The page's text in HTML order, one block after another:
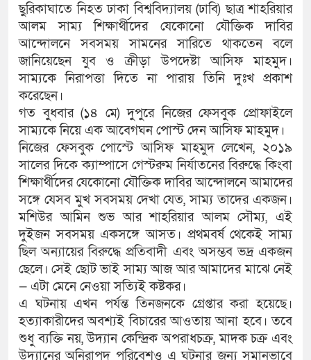
ছুরিকাঘাতে নিহত ঢাকা বিশ্ববিদ্যালয় (ঢাবি) ছাত্র শাহরিয়ার
আলম সাম্য শিক্ষার্থীদের যেকোনো যৌক্তিক দাবির
আন্দোলনে সবসময় সামনের সারিতে থাকতেন বলে
জানিয়েছেন যুব ও ক্রীড়া উপদেষ্টা আসিফ মাহমুদ।
সাম্যকে নিরাপত্তা দিতে না পারায় তিনি দুঃখ প্রকাশ
করেছেন।
গত বুধবার (১৪ মে) দুপুরে নিজের ফেসবুক প্রোফাইলে
সাম্যকে নিয়ে এক আবেগঘন পোস্ট দেন আসিফ মাহমুদ।
নিজের ফেসবুক পোস্টে আসিফ মাহমুদ লেখেন, ২০১৯
সালের দিকে ক্যাম্পাসে গেস্টরুম নির্যাতনের বিরুদ্ধে কিংবা
শিক্ষার্থীদের যেকোনো যৌক্তিক দাবির আন্দোলনে আমাদের
সঙ্গে যেসব মুখ সবসময় দেখা যেত, সাম্য তাদের একজন।
মশিউর আমিন শুভ আর শাহরিয়ার আলম সৌম্য, এই
দুইজন সবসময় একসঙ্গে আসত। প্রথমবর্ষ থেকেই সাম্য
ছিল অন্যায়ের বিরুদ্ধে প্রতিবাদী এবং অসম্ভব ভদ্র একজন
ছেলে। সেই ছোট ভাই সাম্য আজ আর আমাদের মাঝে নেই
— এটা মেনে নেওয়া সত্যিই কষ্টকর।
এ ঘটনায় এখন পর্যন্ত তিনজনকে গ্রেপ্তার করা হয়েছে।
হত্যাকারীদের অবশ্যই বিচারের আওতায় আনা হবে। তবে
শুধু ব্যক্তি নয়, উদ্যান কেন্দ্রিক অপরাধচক্র, মাদক চক্র এবং
উদ্যানের অনিরাপদ পরিবেশও এ ঘটনার জন্য সমানভাবে